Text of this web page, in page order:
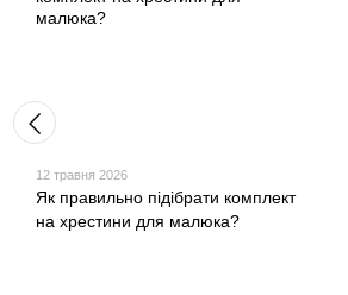
12 травня 2026
Як правильно підібрати комплект
на хрестини для малюка?